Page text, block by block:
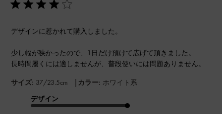
デザインに惹かれて購入しました。
少し幅が狭かったので、1日だけ預けて広げて頂きました。
長時間履くには適しませんが、普段使いには問題ありません。
サイズ: 37/23.5cm | カラー: ホワイト系
デザイン